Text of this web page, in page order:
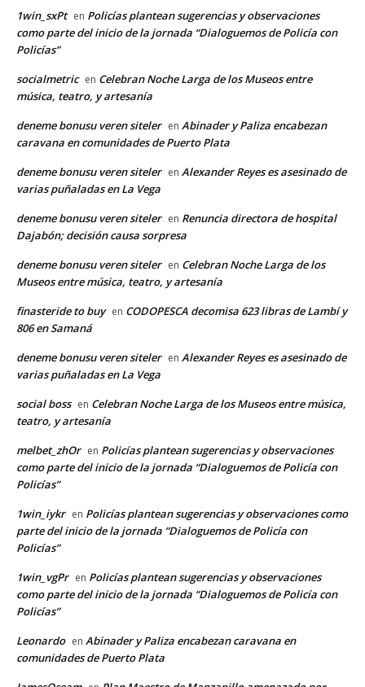
1win_sxPt en Policías plantean sugerencias y observaciones
como parte del inicio de la jornada “Dialoguemos de Policía con
Policías”
socialmetric en Celebran Noche Larga de los Museos entre
música, teatro, y artesanía
deneme bonusu veren siteler en Abinader y Paliza encabezan
caravana en comunidades de Puerto Plata
deneme bonusu veren siteler en Alexander Reyes es asesinado de
varias puñaladas en La Vega
deneme bonusu veren siteler en Renuncia directora de hospital
Dajabón; decisión causa sorpresa
deneme bonusu veren siteler en Celebran Noche Larga de los
Museos entre música, teatro, y artesanía
finasteride to buy en CODOPESCA decomisa 623 libras de Lambí y
806 en Samaná
deneme bonusu veren siteler en Alexander Reyes es asesinado de
varias puñaladas en La Vega
social boss en Celebran Noche Larga de los Museos entre música,
teatro, y artesanía
melbet_zhOr en Policías plantean sugerencias y observaciones
como parte del inicio de la jornada “Dialoguemos de Policía con
Policías”
1win_iykr en Policías plantean sugerencias y observaciones como
parte del inicio de la jornada “Dialoguemos de Policía con
Policías”
1win_vgPr en Policías plantean sugerencias y observaciones
como parte del inicio de la jornada “Dialoguemos de Policía con
Policías”
Leonardo en Abinader y Paliza encabezan caravana en
comunidades de Puerto Plata